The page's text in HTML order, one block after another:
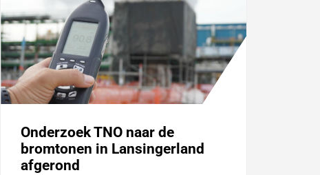
Onderzoek TNO naar de
bromtonen in Lansingerland
afgerond